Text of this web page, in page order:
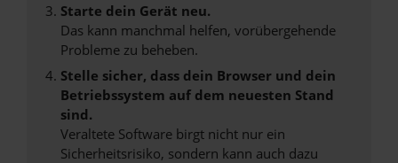
Starte dein Gerät neu.
Das kann manchmal helfen, vorübergehende
Probleme zu beheben.
Stelle sicher, dass dein Browser und dein
Betriebssystem auf dem neuesten Stand
sind.
Veraltete Software birgt nicht nur ein
Sicherheitsrisiko, sondern kann auch dazu